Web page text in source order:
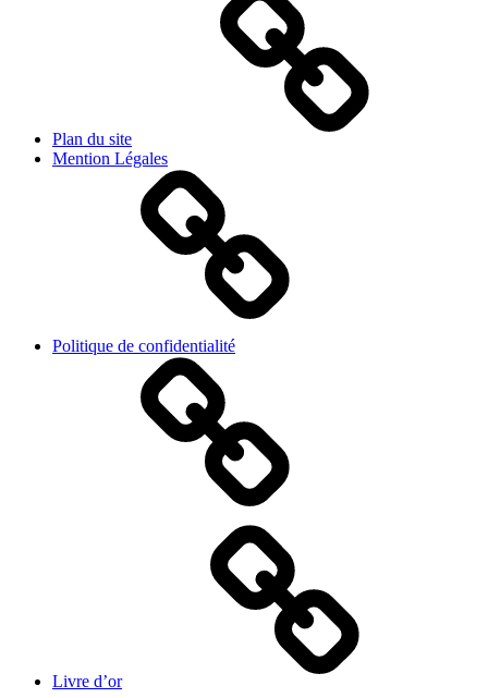
Plan du site
Mention Légales
Politique de confidentialité
Livre d’or